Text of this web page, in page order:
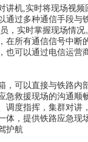
讲机,实时将现场视频
通过多种通信手段与
，实时掌握现场情
在所有通信信号中断
也可以通过电信运营
，可以直接与铁路内
急救援现场的沟通顺
调度指挥，集群对讲
体，提供铁路应急现
护航